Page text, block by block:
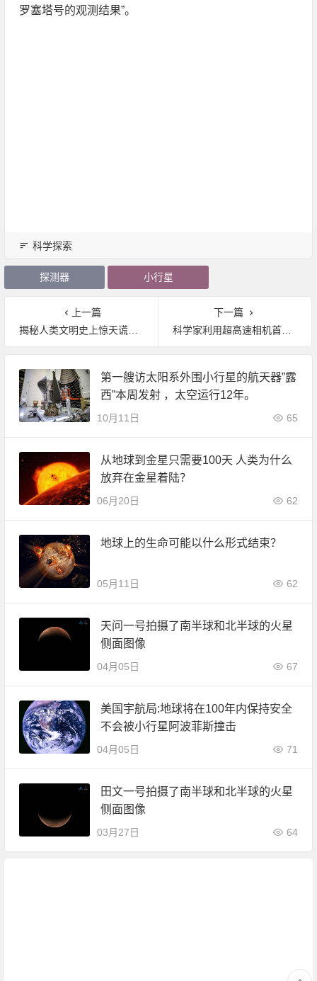
罗塞塔号的观测结果”。
科学探索
探测器 小行星
上一篇
揭秘人类文明史上惊天谎言 你有被骗么
下一篇
科学家利用超高速相机首次捕捉到马赫锥现象:或可监测大脑
第一艘访太阳系外围小行星的航天器”露
西”本周发射 ，太空运行12年。
10月11日 65
从地球到金星只需要100天 人类为什么
放弃在金星着陆？
06月20日 62
地球上的生命可能以什么形式结束？
05月11日 62
天问一号拍摄了南半球和北半球的火星
侧面图像
04月05日 67
美国宇航局:地球将在100年内保持安全
不会被小行星阿波菲斯撞击
04月05日 71
田文一号拍摄了南半球和北半球的火星
侧面图像
03月27日 64